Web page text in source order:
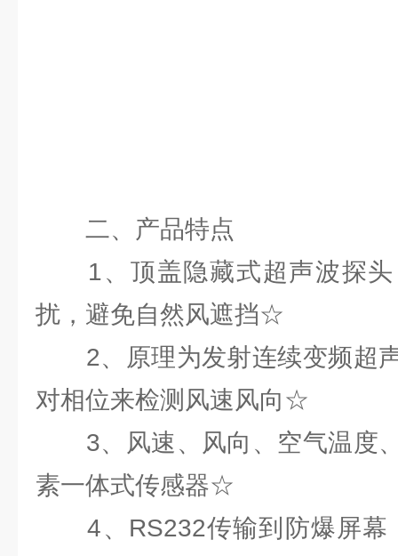
二、产品特点
1、顶盖隐藏式超声波探头
扰，避免自然风遮挡☆
2、原理为发射连续变频超
对相位来检测风速风向☆
3、风速、风向、空气温度
素一体式传感器☆
4、RS232传输到防爆屏幕